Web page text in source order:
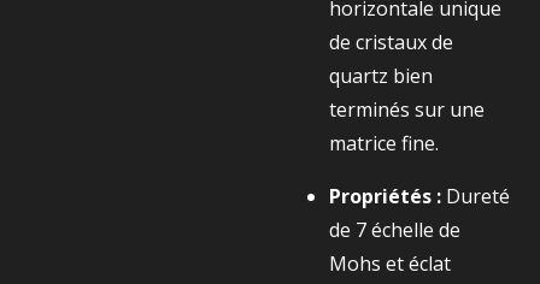
horizontale unique
de cristaux de
quartz bien
terminés sur une
matrice fine.
Propriétés : Dureté
de 7échelle de
Mohs et éclat